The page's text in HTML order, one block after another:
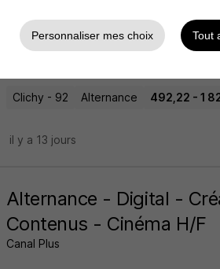
Social Media Manager
Clichy - 92 Alternance 492,22 - 1
il y a 13 jours
Alternance - Digital -
Contenus - Cinéma H/F
Canal Plus
Personnaliser mes choix Tout